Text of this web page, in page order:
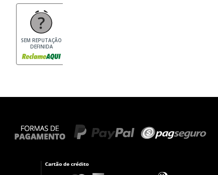
SEM REPUTAÇÃO
DEFINIDA